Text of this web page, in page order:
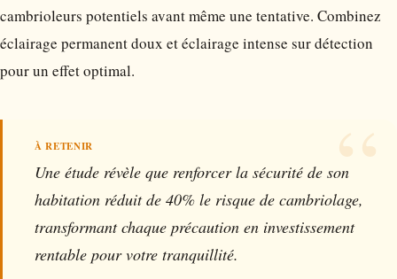
cambrioleurs potentiels avant même une tentative. Combinez
éclairage permanent doux et éclairage intense sur détection
pour un effet optimal.
Une étude révèle que renforcer la sécurité de son
habitation réduit de 40% le risque de cambriolage,
transformant chaque précaution en investissement
rentable pour votre tranquillité.